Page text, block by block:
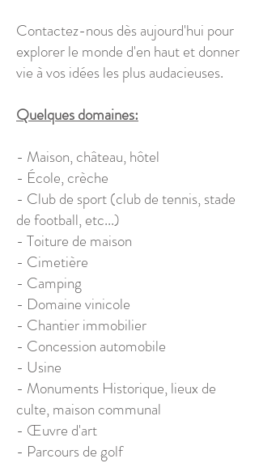
Contactez-nous dès aujourd'hui pour
explorer le monde d'en haut et donner
vie à vos idées les plus audacieuses.
Quelques domaines:
- Maison, château, hôtel
- École, crèche
- Club de sport (club de tennis, stade
de football, etc...)
- Toiture de maison
- Cimetière
- Camping
- Domaine vinicole
- Chantier immobilier
- Concession automobile
- Usine
- Monuments Historique, lieux de
culte, maison communal
- Œuvre d'art
- Parcours de golf